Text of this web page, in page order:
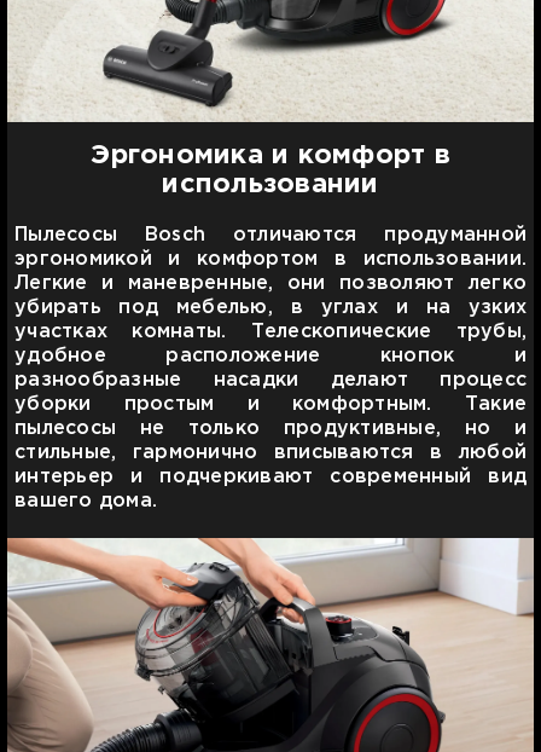
Эргономика и комфорт в
использовании
Пылесосы Bosch отличаются продуманной
эргономикой и комфортом в использовании.
Легкие и маневренные, они позволяют легко
убирать под мебелью, в углах и на узких
участках комнаты. Телескопические трубы,
удобное расположение кнопок и
разнообразные насадки делают процесс
уборки простым и комфортным. Такие
пылесосы не только продуктивные, но и
стильные, гармонично вписываются в любой
интерьер и подчеркивают современный вид
вашего дома.